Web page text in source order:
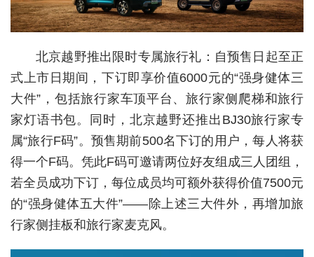
健康
悠游
相亲
汽车
房产
消费
创意
文化
北京越野推出限时专属旅行礼：自预售日起至正
式上市日期间，下订即享价值6000元的“强身健体三
大件”，包括旅行家车顶平台、旅行家侧爬梯和旅行
家灯语书包。同时，北京越野还推出BJ30旅行家专
属“旅行F码”。预售期前500名下订的用户，每人将获
得一个F码。凭此F码可邀请两位好友组成三人团组，
若全员成功下订，每位成员均可额外获得价值7500元
的“强身健体五大件”——除上述三大件外，再增加旅
行家侧挂板和旅行家麦克风。